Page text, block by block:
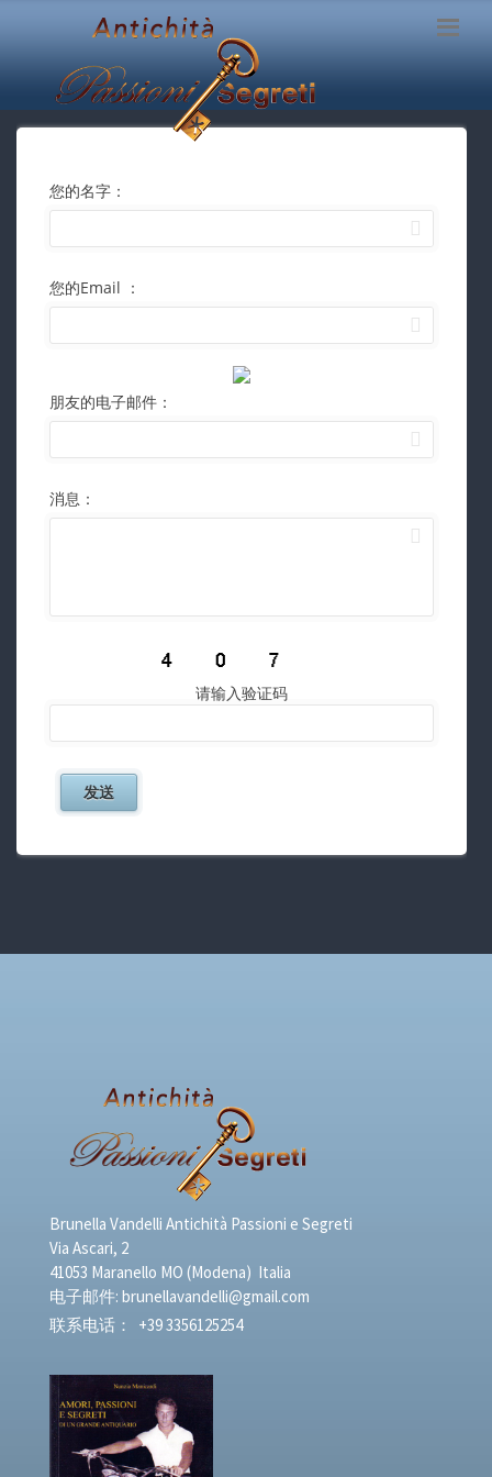
Brunella Vandelli Antichità Passioni e Segreti
Via Ascari, 2
41053 Maranello MO (Modena) Italia
电子邮件: brunellavandelli@gmail.com
联系电话：
+39 3356125254